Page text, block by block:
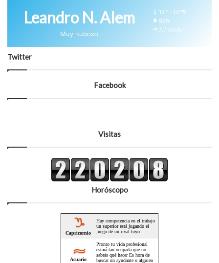
Leandro N. Alem
Muy nuboso
14º - 14º%
96%
7.7 km/h
Twitter
Facebook
Visitas
Horóscopo